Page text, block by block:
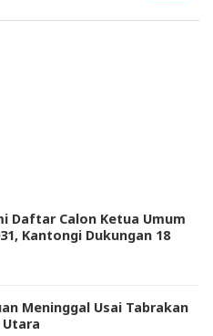
Daftar Calon Ketua Umum
Kantongi Dukungan 18
Meninggal Usai Tabrakan
Utara